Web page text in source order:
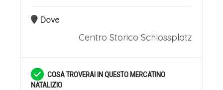
Dove
Centro Storico Schlossplatz
COSA TROVERAI IN QUESTO MERCATINO
NATALIZIO